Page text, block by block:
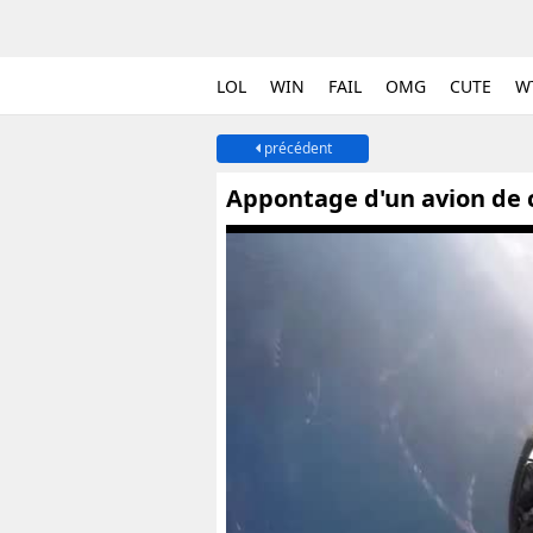
LOL WIN FAIL OMG CUTE
précédent
Appontage d'un avion de